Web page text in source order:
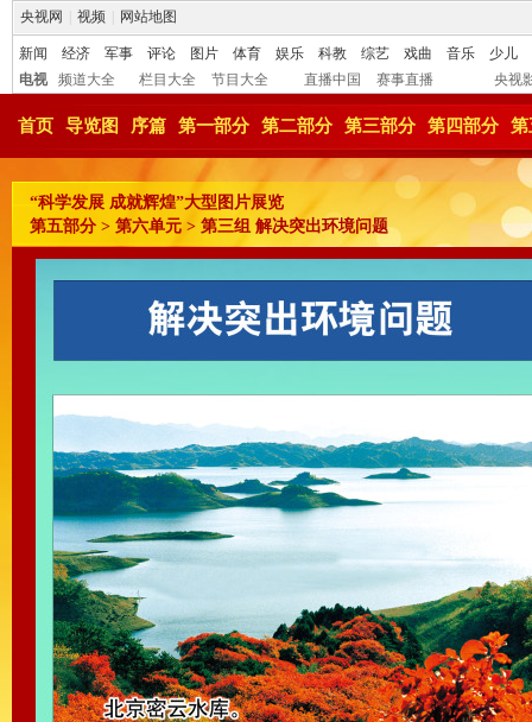
央视网 视频 网站地图
新闻 经济 军事 评论 图片 体育 娱乐 科教 综艺 戏曲 音乐
少儿
电视
频道大全 栏目大全 节目大全 直播中国 赛事直播 央视
首页 导览图 序篇 第一部分 第二部分 第三部分 第四部分 第
“科学发展 成就辉煌”大型图片展览
第五部分 > 第六单元 > 第三组 解决突出环境问题